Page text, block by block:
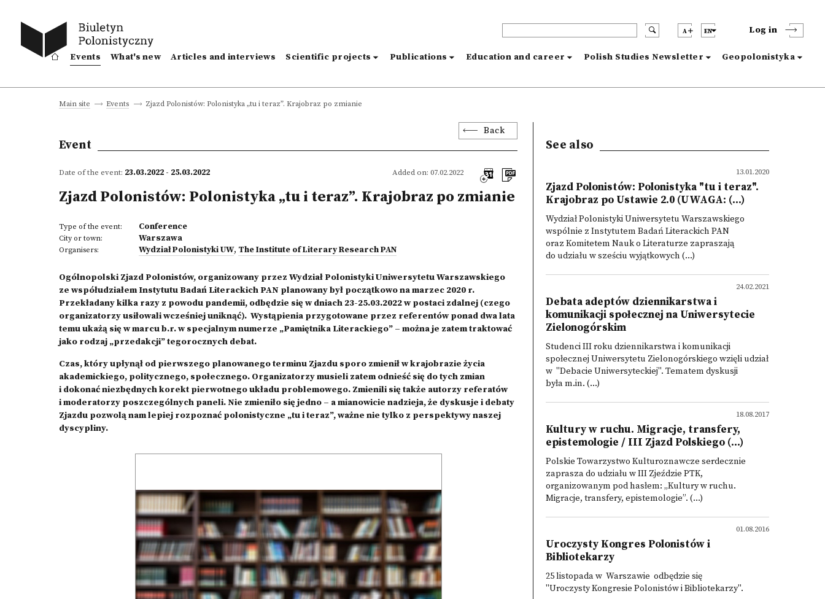
A EN Log in
Events What's new Articles and interviews Scientific projects Publications Education and career Polish Studies Newsletter Geopolonistyka
Main site Events Zjazd Polonistów: Polonistyka „tu i teraz”. Krajobraz po zmianie
Back
Event
Date of the event: 23.03.2022 - 25.03.2022 Added on: 07.02.2022
Zjazd Polonistów: Polonistyka „tu i teraz”. Krajobraz po zmianie
Type of the event: Conference
City or town: Warszawa
Organisers: Wydział Polonistyki UW, The Institute of Literary Research PAN
Ogólnopolski Zjazd Polonistów, organizowany przez Wydział Polonistyki Uniwersytetu Warszawskiego
ze współudziałem Instytutu Badań Literackich PAN planowany był początkowo na marzec 2020 r.
Przekładany kilka razy z powodu pandemii, odbędzie się w dniach 23-25.03.2022 w postaci zdalnej (czego
organizatorzy usiłowali wcześniej uniknąć). Wystąpienia przygotowane przez referentów ponad dwa lata
temu ukażą się w marcu b.r. w specjalnym numerze „Pamiętnika Literackiego” – można je zatem traktować
jako rodzaj „przedakcji” tegorocznych debat.
Czas, który upłynął od pierwszego planowanego terminu Zjazdu sporo zmienił w krajobrazie życia
akademickiego, politycznego, społecznego. Organizatorzy musieli zatem odnieść się do tych zmian
i dokonać niezbędnych korekt pierwotnego układu problemowego. Zmienili się także autorzy referatów
i moderatorzy poszczególnych paneli. Nie zmieniło się jedno – a mianowicie nadzieja, że dyskusje i debaty
Zjazdu pozwolą nam lepiej rozpoznać polonistyczne „tu i teraz”, ważne nie tylko z perspektywy naszej
dyscypliny.
See also
13.01.2020
Zjazd Polonistów: Polonistyka "tu i teraz".
Krajobraz po Ustawie 2.0 (UWAGA: (...)
Wydział Polonistyki Uniwersytetu Warszawskiego
wspólnie z Instytutem Badań Literackich PAN
oraz Komitetem Nauk o Literaturze zapraszają
do udziału w sześciu wyjątkowych (...)
24.02.2021
Debata adeptów dziennikarstwa i
komunikacji społecznej na Uniwersytecie
Zielonogórskim
Studenci III roku dziennikarstwa i komunikacji
społecznej Uniwersytetu Zielonogórskiego wzięli udział
w "Debacie Uniwersyteckiej". Tematem dyskusji
była m.in. (...)
18.08.2017
Kultury w ruchu. Migracje, transfery,
epistemologie / III Zjazd Polskiego (...)
Polskie Towarzystwo Kulturoznawcze serdecznie
zaprasza do udziału w III Zjeździe PTK,
organizowanym pod hasłem: „Kultury w ruchu.
Migracje, transfery, epistemologie”. (...)
01.08.2016
Uroczysty Kongres Polonistów i
Bibliotekarzy
25 listopada w Warszawie odbędzie się
"Uroczysty Kongresie Polonistów i Bibliotekarzy".